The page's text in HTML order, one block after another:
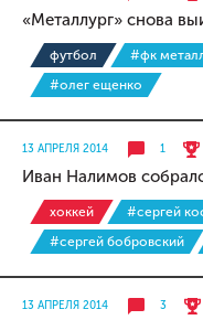
«Металлург» снова
футбол #фк
#олег ещенко
13 АПРЕЛЯ 2014 1
Иван Налимов
хоккей #сергей
#сергей бобровский
13 АПРЕЛЯ 2014 3